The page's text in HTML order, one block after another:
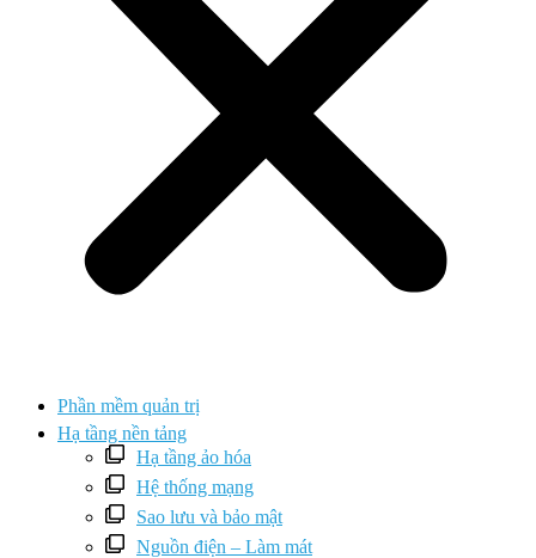
Phần mềm quản trị
Hạ tầng nền tảng
Hạ tầng ảo hóa
Hệ thống mạng
Sao lưu và bảo mật
Nguồn điện – Làm mát